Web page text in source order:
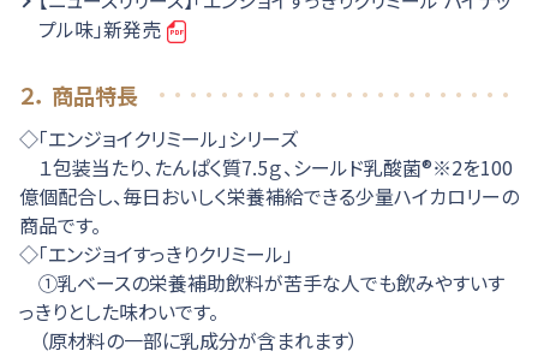
プル味」新発売
２． 商品特長
◇「エンジョイクリミール」シリーズ
１包装当たり、たんぱく質7.5ｇ、シールド乳酸菌®※2を100
億個配合し、毎日おいしく栄養補給できる少量ハイカロリーの
商品です。
◇「エンジョイすっきりクリミール」
①乳ベースの栄養補助飲料が苦手な人でも飲みやすいす
っきりとした味わいです。
（原材料の一部に乳成分が含まれます）